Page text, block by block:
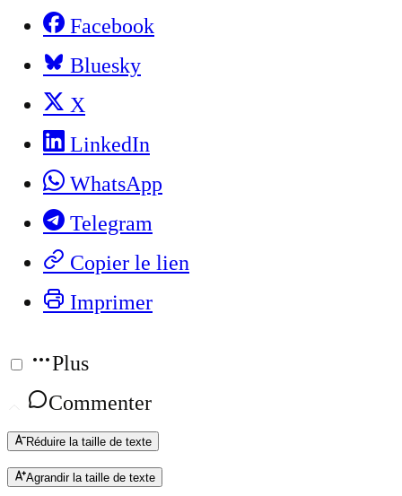
Facebook
Bluesky
X
LinkedIn
WhatsApp
Telegram
Copier le lien
Imprimer
Plus
Commenter
Réduire la taille de texte
Agrandir la taille de texte